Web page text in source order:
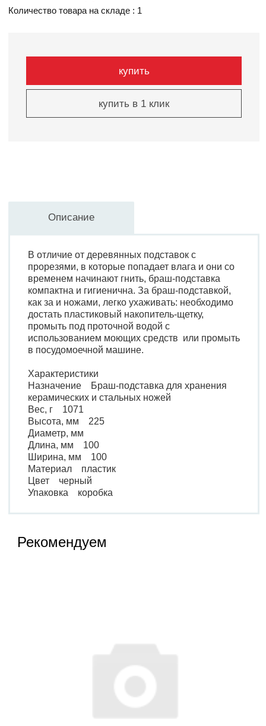
Количество товара на складе : 1
купить
купить в 1 клик
Описание
В отличие от деревянных подставок с
прорезями, в которые попадает влага и они со
временем начинают гнить, браш-подставка
компактна и гигиенична. За браш-подставкой,
как за и ножами, легко ухаживать: необходимо
достать пластиковый накопитель-щетку,
промыть под проточной водой с
использованием моющих средств или промыть
в посудомоечной машине.
Характеристики
Назначение Браш-подставка для хранения
керамических и стальных ножей
Вес, г 1071
Высота, мм 225
Диаметр, мм
Длина, мм 100
Ширина, мм 100
Материал пластик
Цвет черный
Упаковка коробка
Рекомендуем